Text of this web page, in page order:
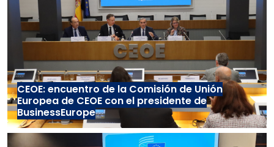
CEOE: encuentro de la Comisión de Unión
Europea de CEOE con el presidente de
BusinessEurope